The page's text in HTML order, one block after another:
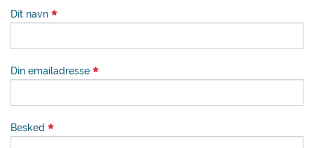
Dit navn
Din emailadresse
Besked